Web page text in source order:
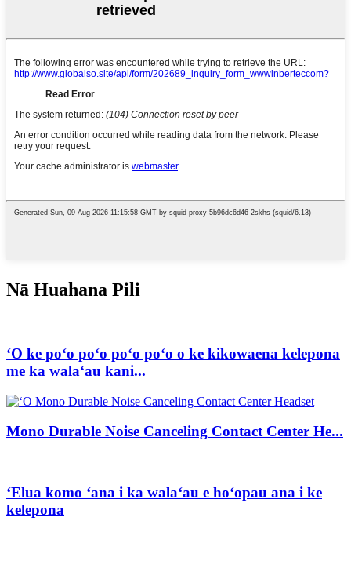
Nā Huahana Pili
ʻO ke poʻo poʻo poʻo poʻo o ke kikowaena kelepona
me ka walaʻau kani...
Mono Durable Noise Canceling Contact Center He...
ʻElua komo ʻana i ka walaʻau e hoʻopau ana i ke
kelepona